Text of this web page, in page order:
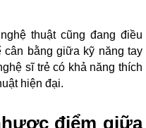
thuật cũng đang điều
bằng giữa kỹ năng tay
sĩ trẻ có khả năng thích
hiện đại.
điểm giữa